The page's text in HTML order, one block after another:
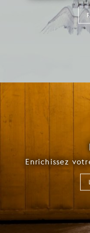
Enrichissez